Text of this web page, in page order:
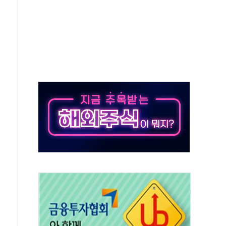
놀랍지 않아"
결… 수니파 국가들의 새 안보 협력 구도
온 59㎡ 18억원대
부-서울시 '정책 엇박자'